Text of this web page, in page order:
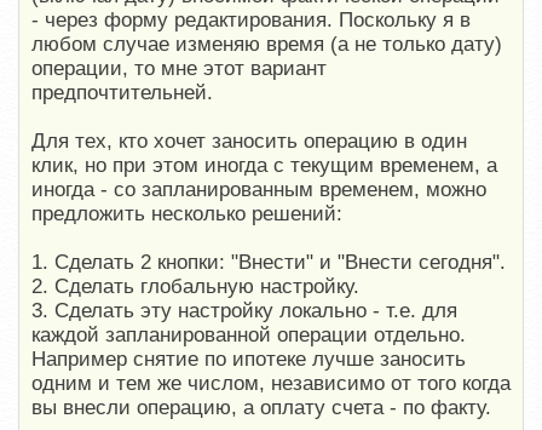
- через форму редактирования. Поскольку я в
любом случае изменяю время (а не только дату)
операции, то мне этот вариант
предпочтительней.
Для тех, кто хочет заносить операцию в один
клик, но при этом иногда с текущим временем, а
иногда - со запланированным временем, можно
предложить несколько решений:
1. Сделать 2 кнопки: "Внести" и "Внести сегодня".
2. Сделать глобальную настройку.
3. Сделать эту настройку локально - т.е. для
каждой запланированной операции отдельно.
Например снятие по ипотеке лучше заносить
одним и тем же числом, независимо от того когда
вы внесли операцию, а оплату счета - по факту.